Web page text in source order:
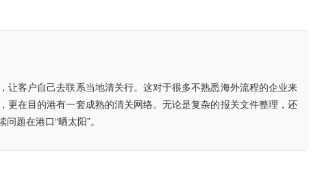
客户自己去联系当地清关行。这对于很多不熟悉海外流程的企业来
在目的港有一套成熟的清关网络。无论是复杂的报关文件整理，还
题在港口“晒太阳”。